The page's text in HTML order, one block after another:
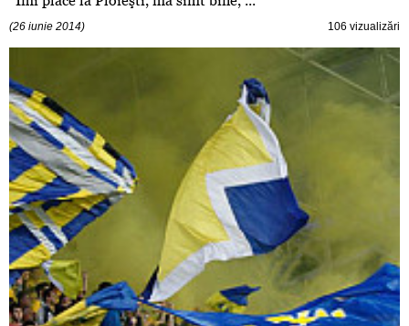
(26 iunie 2014) 106 vizualizări